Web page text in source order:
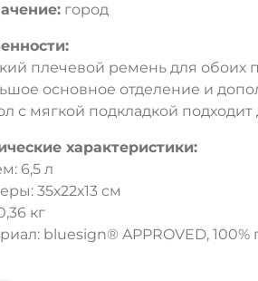
город
плечевой ремень для обоих
основное отделение и
с мягкой подкладкой
характеристики:
6,5 л
35х22х13 см
кг
bluesign® APPROVED,